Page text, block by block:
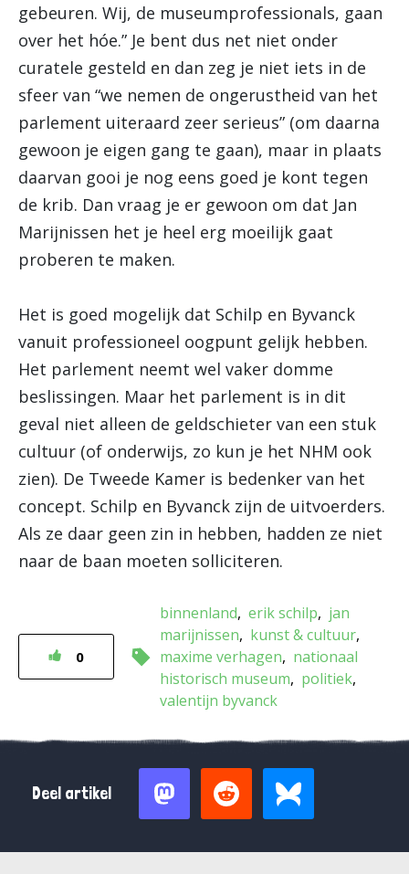
gebeuren. Wij, de museumprofessionals, gaan
over het hóe.” Je bent dus net niet onder
curatele gesteld en dan zeg je niet iets in de
sfeer van “we nemen de ongerustheid van het
parlement uiteraard zeer serieus” (om daarna
gewoon je eigen gang te gaan), maar in plaats
daarvan gooi je nog eens goed je kont tegen
de krib. Dan vraag je er gewoon om dat Jan
Marijnissen het je heel erg moeilijk gaat
proberen te maken.
Het is goed mogelijk dat Schilp en Byvanck
vanuit professioneel oogpunt gelijk hebben.
Het parlement neemt wel vaker domme
beslissingen. Maar het parlement is in dit
geval niet alleen de geldschieter van een stuk
cultuur (of onderwijs, zo kun je het NHM ook
zien). De Tweede Kamer is bedenker van het
concept. Schilp en Byvanck zijn de uitvoerders.
Als ze daar geen zin in hebben, hadden ze niet
naar de baan moeten solliciteren.
0
binnenland erik schilp
jan
marijnissen
kunst & cultuur
maxime verhagen
nationaal
historisch museum
politiek
valentijn byvanck
Deel artikel